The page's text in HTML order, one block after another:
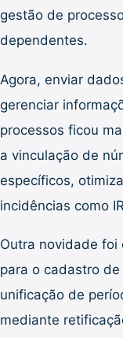
gestão de
dependentes.
Agora, enviar
gerenciar
processos ficou
a vinculação de
específicos,
incidências como
Outra novidade foi
para o cadastro
unificação de
mediante